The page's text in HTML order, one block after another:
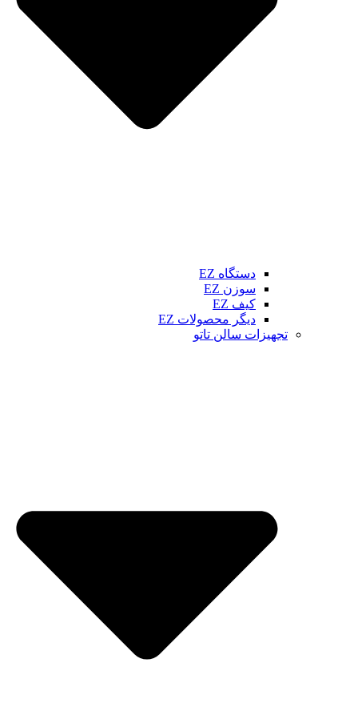
دستگاه EZ
سوزن EZ
کیف EZ
دیگر محصولات EZ
تجهیزات سالن تاتو